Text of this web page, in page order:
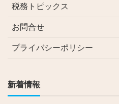
税務トピックス
お問合せ
プライバシーポリシー
新着情報